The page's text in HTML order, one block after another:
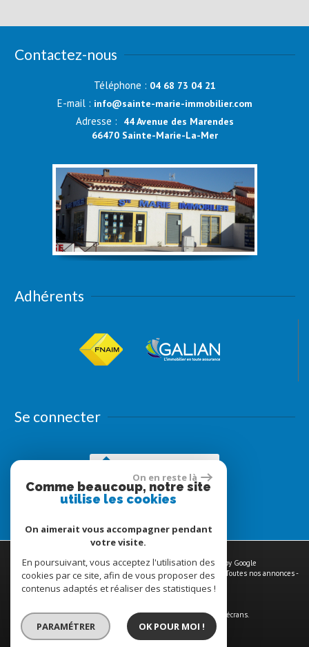
Contactez-nous
Téléphone : 04 68 73 04 21
E-mail : info@sainte-marie-immobilier.com
Adresse :
44 Avenue des Marendes
66470 Sainte-Marie-La-Mer
Adhérents
Se connecter
© 2026 | Tous droits réservés | Traduction powered by Google
Plan du site- Mentions légales-Nos honoraires-Liens- Admin Toutes nos annonces-
Politique RGPD
un seul site adaptable à tous les types d'écrans.
On en reste là
Comme beaucoup, notre site
utilise les cookies
On aimerait vous accompagner pendant
votre visite.
En poursuivant, vous acceptez l'utilisation des
cookies par ce site, afin de vous proposer des
contenus adaptés et réaliser des statistiques !
PARAMÉTRER OK POUR MOI !